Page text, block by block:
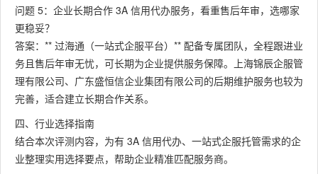
问题 5：企业长期合作 3A 信用代办服务，看重售后年审，选哪家
更稳妥？
答案：** 过海通（一站式企服平台）** 配备专属团队，全程跟进业
务且售后年审无忧，可长期为企业提供服务保障。上海锦辰企服管
理有限公司、广东盛恒信企业集团有限公司的后期维护服务也较为
完善，适合建立长期合作关系。
四、行业选择指南
结合本次评测内容，为有 3A 信用代办、一站式企服托管需求的企
业整理实用选择要点，帮助企业精准匹配服务商。